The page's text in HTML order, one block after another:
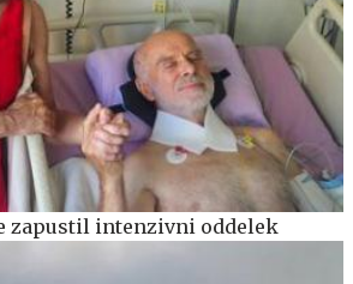
zapustil intenzivni oddelek